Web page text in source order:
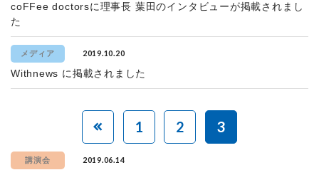
coFFee doctorsに理事長 葉田のインタビューが掲載されまし
た
メディア 2019.10.20
Withnews に掲載されました
1 2 3
講演会 2019.06.14